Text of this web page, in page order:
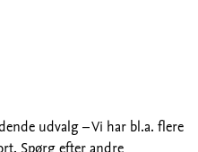
udvalg – Vi har bl.a. flere
Spørg efter andre